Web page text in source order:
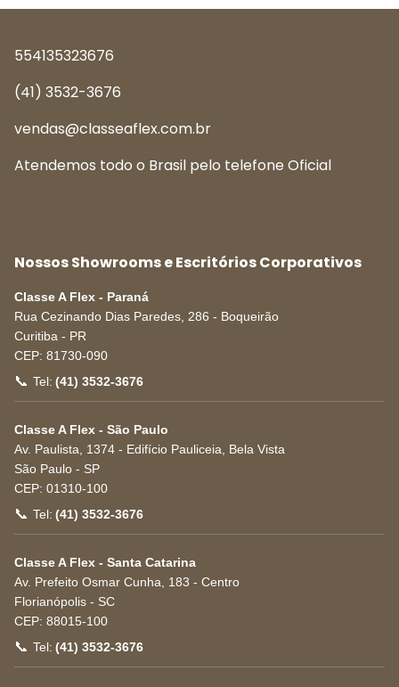
554135323676
(41) 3532-3676
vendas@classeaflex.com.br
Atendemos todo o Brasil pelo telefone Oficial
Nossos Showrooms e Escritórios Corporativos
Classe A Flex - Paraná
Rua Cezinando Dias Paredes, 286 - Boqueirão
Curitiba - PR
CEP: 81730-090
📞 Tel: (41) 3532-3676
Classe A Flex - São Paulo
Av. Paulista, 1374 - Edifício Pauliceia, Bela Vista
São Paulo - SP
CEP: 01310-100
📞 Tel: (41) 3532-3676
Classe A Flex - Santa Catarina
Av. Prefeito Osmar Cunha, 183 - Centro
Florianópolis - SC
CEP: 88015-100
📞 Tel: (41) 3532-3676